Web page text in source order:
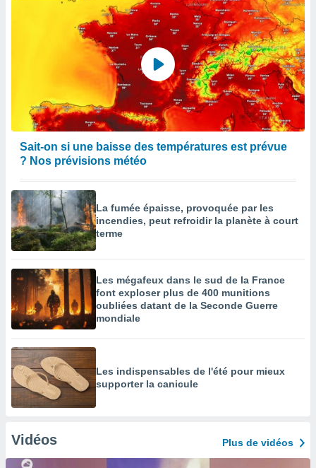
Sait-on si une baisse des températures est prévue
? Nos prévisions météo
La fumée épaisse, provoquée par les
incendies, peut refroidir la planète à court
terme
Les mégafeux dans le sud de la France
font exploser plus de 400 munitions
oubliées datant de la Seconde Guerre
mondiale
Les indispensables de l'été pour mieux
supporter la canicule
Vidéos Plus de vidéos